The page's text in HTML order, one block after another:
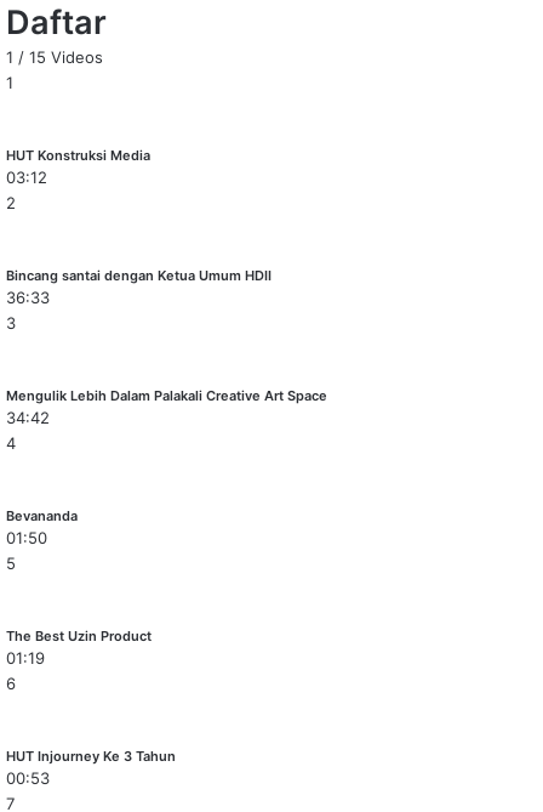
Daftar
1 / 15 Videos
1
HUT Konstruksi Media
03:12
2
Bincang santai dengan Ketua Umum HDII
36:33
3
Mengulik Lebih Dalam Palakali Creative Art Space
34:42
4
Bevananda
01:50
5
The Best Uzin Product
01:19
6
HUT Injourney Ke 3 Tahun
00:53
7